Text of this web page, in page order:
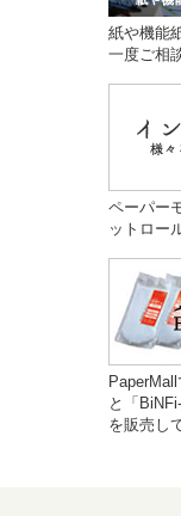
紙や機能
一度ご相
ペーパー
ットロー
と「
を販売し